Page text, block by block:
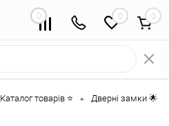
0 0
Каталог товарів ⭐ • Дверні замки 🌟